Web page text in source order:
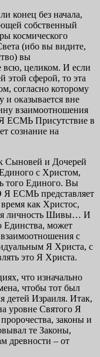
конец без начала,
собственный
космического
(ибо вы видите,
вы
всю, целиком. И если
этой сферой, то эта
согласно которому
оказывается вне
взаимоотношения
Я ЕСМЬ Присутствие в
сознание на
Сыновей и Дочерей
с Христом,
того Единого. Вы
ЕСМЬ представляет
как Христос,
личность Шивы… И
Единства, может
с
Я Христа, с
это Я Христа.
что изначально
чтобы тот был
детей Израиля. Итак,
уровне Святого Я
законы и
те Законы,
древности – от